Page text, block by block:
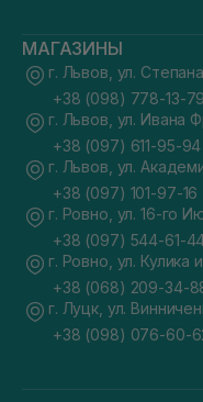
МАГАЗИНЫ
г. Львов, ул.
+38 (098) 778-13-79
г. Львов, ул. Ивана
+38 (097) 611-95-94
г. Львов, ул.
+38 (097) 101-97-16
г. Ровно, ул. 16-го
+38 (097) 544-61-
г. Ровно, ул. Кулика
+38 (068) 209-34-
г. Луцк, ул.
+38 (098) 076-60-